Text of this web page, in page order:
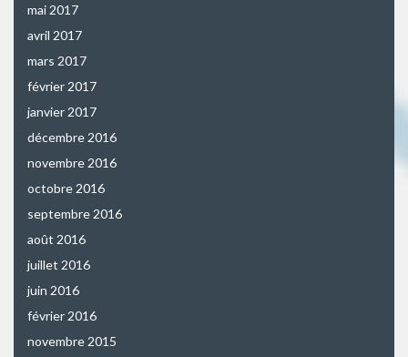
mai 2017
avril 2017
mars 2017
février 2017
janvier 2017
décembre 2016
novembre 2016
octobre 2016
septembre 2016
août 2016
juillet 2016
juin 2016
février 2016
novembre 2015